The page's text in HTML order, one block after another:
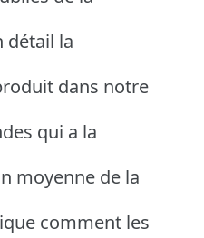
détail la
dans notre
qui a la
moyenne de la
comment les